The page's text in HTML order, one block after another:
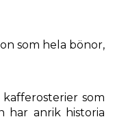
som hela bönor,
kafferosterier som
har anrik historia